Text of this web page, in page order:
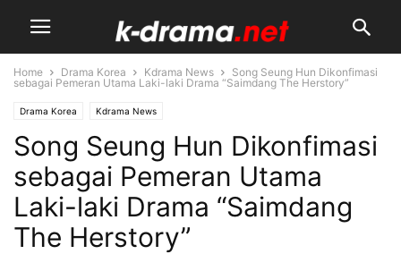
Home Drama Korea Kdrama News
Song Seung Hun Dikonfimasi
sebagai Pemeran Utama Laki-laki Drama “Saimdang The Herstory”
Drama Korea Kdrama News
Song Seung Hun Dikonfimasi
sebagai Pemeran Utama
Laki-laki Drama “Saimdang
The Herstory”